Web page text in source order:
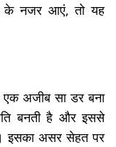
के नजर आएं, तो यह
अजीब सा डर बना
बनती है और इससे
इसका असर सेहत पर